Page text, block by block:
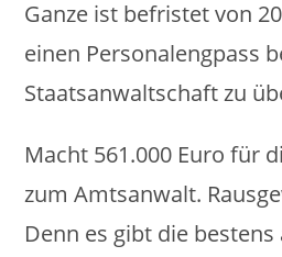
Ganze ist befristet von
einen Personalengpass
Staatsanwaltschaft zu
Macht 561.000 Euro für
zum Amtsanwalt.
Denn es gibt die